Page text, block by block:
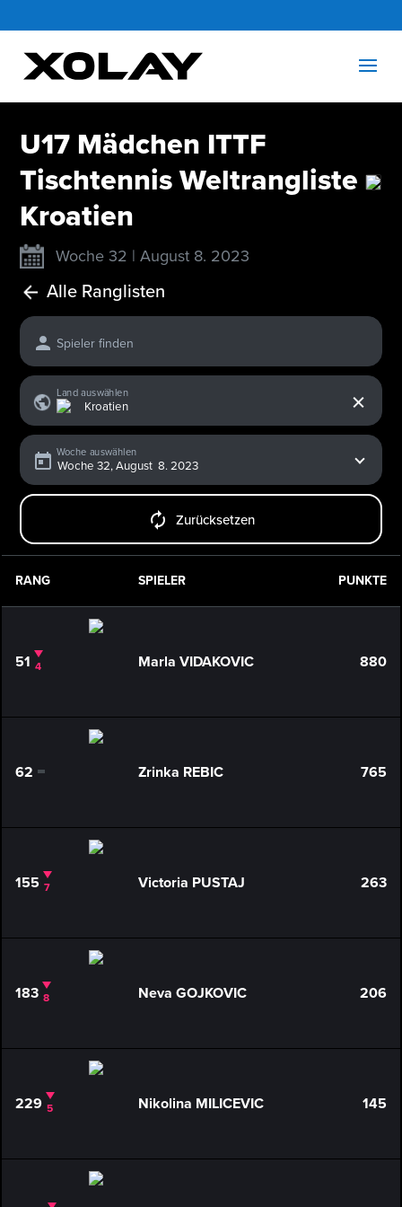
U17 Mädchen ITTF
Tischtennis Weltrangliste
Kroatien
Woche 32 | August 8. 2023
Alle Ranglisten
Spieler finden
Land auswählen
Woche auswählen
Zurücksetzen
RANG SPIELER PUNKTE
51 4 Marla VIDAKOVIC 880
62 0 Zrinka REBIC 765
155 7 Victoria PUSTAJ 263
183 8 Neva GOJKOVIC 206
229 5 Nikolina MILICEVIC 145